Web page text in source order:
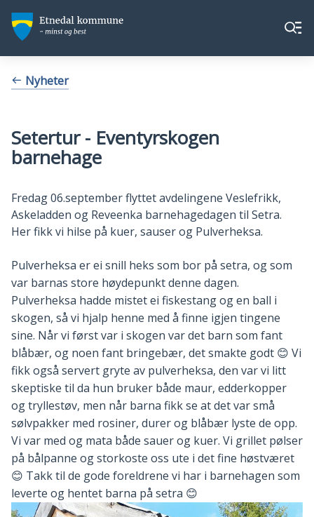
Etnedal
kommune
Etnedal
kommune
Meny
Du Nyheter
Setertur - Eventyrskogen
barnehage
Fredag 06.september flyttet avdelingene Veslefrikk,
Askeladden og Reveenka barnehagedagen til Setra.
Her fikk vi hilse på kuer, sauser og Pulverheksa.
Pulverheksa er ei snill heks som bor på setra, og som
var barnas store høydepunkt denne dagen.
Pulverheksa hadde mistet ei fiskestang og en ball i
skogen, så vi hjalp henne med å finne igjen tingene
sine. Når vi først var i skogen var det barn som fant
blåbær, og noen fant bringebær, det smakte godt 😊 Vi
fikk også servert gryte av pulverheksa, den var vi litt
skeptiske til da hun bruker både maur, edderkopper
og tryllestøv, men når barna fikk se at det var små
sølvpakker med rosiner, durer og blåbær lyste de opp.
Vi var med og mata både sauer og kuer. Vi grillet pølser
på bålpanne og storkoste oss ute i det fine høstværet
😊 Takk til de gode foreldrene vi har i barnehagen som
leverte og hentet barna på setra 😊